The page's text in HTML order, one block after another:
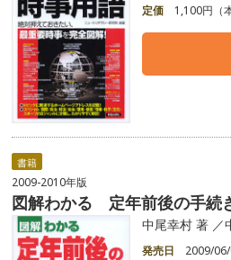
定価
1,100円（
書籍
2009-2010年版
図解わかる 定年前後の手続
中尾幸村 著 ／
発売日
2009/